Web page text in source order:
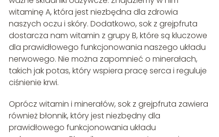
witaminę A, która jest niezbędna dla zdrowia
naszych oczu i skóry. Dodatkowo, sok z grejpfruta
dostarcza nam witamin z grupy B, które są kluczowe
dla prawidłowego funkcjonowania naszego układu
nerwowego. Nie można zapomnieć o minerałach,
takich jak potas, który wspiera pracę serca i reguluje
ciśnienie krwi.
Oprócz witamin i minerałów, sok z grejpfruta zawiera
również błonnik, który jest niezbędny dla
prawidłowego funkcjonowania układu